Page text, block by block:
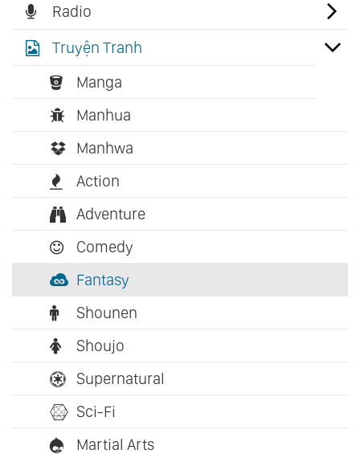
Radio
Truyện Tranh
Manga
Manhua
Manhwa
Action
Adventure
Comedy
Fantasy
Shounen
Shoujo
Supernatural
Sci-Fi
Martial Arts